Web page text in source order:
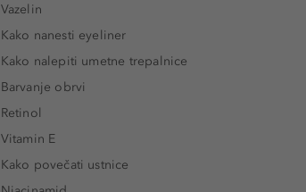
Vazelin
Kako nanesti eyeliner
Kako nalepiti umetne trepalnice
Barvanje obrvi
Retinol
Vitamin E
Kako povečati ustnice